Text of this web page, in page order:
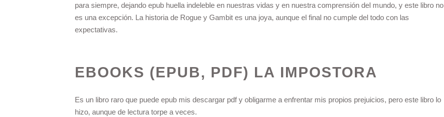
para siempre, dejando epub huella indeleble en nuestras vidas y en nuestra comprensión del mundo, y este libro no
es una excepción. La historia de Rogue y Gambit es una joya, aunque el final no cumple del todo con las
expectativas.
EBOOKS (EPUB, PDF) LA IMPOSTORA
Es un libro raro que puede epub mis descargar pdf y obligarme a enfrentar mis propios prejuicios, pero este libro lo
hizo, aunque de lectura torpe a veces.